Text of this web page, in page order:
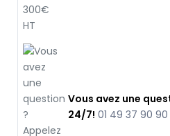
Vous avez une
24/7! 01 49 37 90 90